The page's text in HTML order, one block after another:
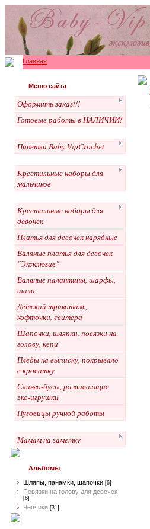
Главная
Меню сайта
Оформить заказ!!!
Готовые работы в НАЛИЧИИ!
Пинетки Baby-VipCrochet
Крестильные наборы для
мальчиков
Крестильные наборы для
девочек
Платья для девочек нарядные
Валяные платья для девочек
"Эксклюзив"
Валяные палантины, шарфы,
шали
Детский трикотаж,
кофточки, свитера
Шапочки, шляпки, повязки на
голову, кепи
Пледы на выписку, покрывало
в кроватку
Слинго-бусы, развивающие
эко-игрушки
Пуговицы ручной работы
Мамам на заметку
Альбомы
Шляпы, панамки, шапочки [6]
Повязки на голову для девочек
[6]
Чепчики [31]